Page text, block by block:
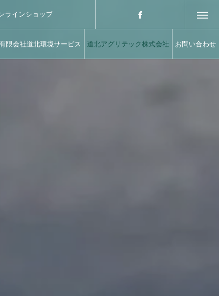
限会社道北環境サービス 道北アグリテック株式会社 お問い合わせ
ラインショップ